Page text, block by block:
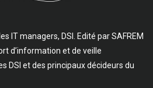
IT managers, DSI. Edité par SAFREM
d’information et de veille
DSI et des principaux décideurs du